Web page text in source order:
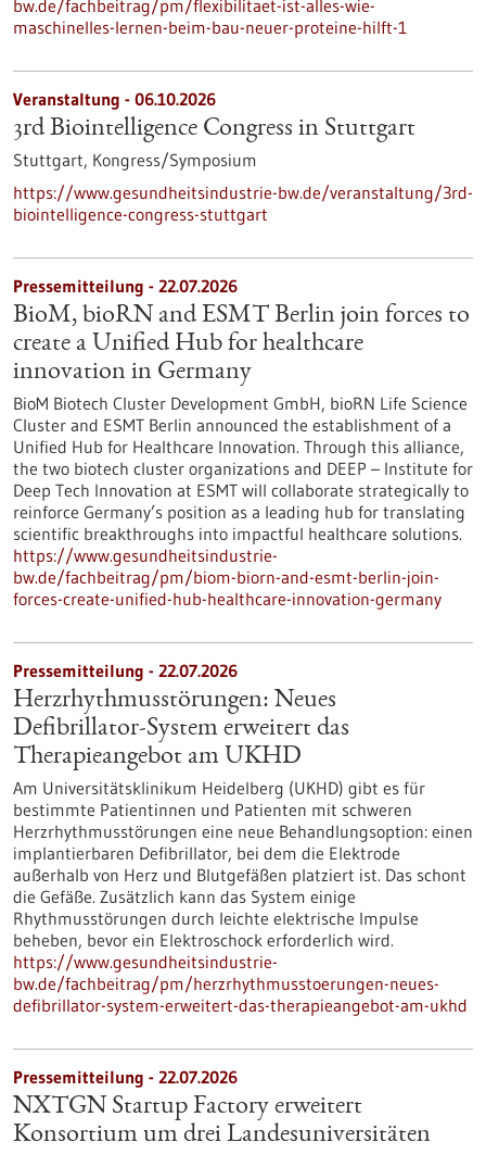
bw.de/fachbeitrag/pm/flexibilitaet-ist-alles-wie-
maschinelles-lernen-beim-bau-neuer-proteine-hilft-1
Veranstaltung - 06.10.2026
3rd Biointelligence Congress in Stuttgart
Stuttgart, Kongress/Symposium
https://www.gesundheitsindustrie-bw.de/veranstaltung/3rd-
biointelligence-congress-stuttgart
Pressemitteilung - 22.07.2026
BioM, bioRN and ESMT Berlin join forces to
create a Unified Hub for healthcare
innovation in Germany
BioM Biotech Cluster Development GmbH, bioRN Life Science
Cluster and ESMT Berlin announced the establishment of a
Unified Hub for Healthcare Innovation. Through this alliance,
the two biotech cluster organizations and DEEP – Institute for
Deep Tech Innovation at ESMT will collaborate strategically to
reinforce Germany’s position as a leading hub for translating
scientific breakthroughs into impactful healthcare solutions.
https://www.gesundheitsindustrie-
bw.de/fachbeitrag/pm/biom-biorn-and-esmt-berlin-join-
forces-create-unified-hub-healthcare-innovation-germany
Pressemitteilung - 22.07.2026
Herzrhythmusstörungen: Neues
Defibrillator-System erweitert das
Therapieangebot am UKHD
Am Universitätsklinikum Heidelberg (UKHD) gibt es für
bestimmte Patientinnen und Patienten mit schweren
Herzrhythmusstörungen eine neue Behandlungsoption: einen
implantierbaren Defibrillator, bei dem die Elektrode
außerhalb von Herz und Blutgefäßen platziert ist. Das schont
die Gefäße. Zusätzlich kann das System einige
Rhythmusstörungen durch leichte elektrische Impulse
beheben, bevor ein Elektroschock erforderlich wird.
https://www.gesundheitsindustrie-
bw.de/fachbeitrag/pm/herzrhythmusstoerungen-neues-
defibrillator-system-erweitert-das-therapieangebot-am-ukhd
Pressemitteilung - 22.07.2026
NXTGN Startup Factory erweitert
Konsortium um drei Landesuniversitäten